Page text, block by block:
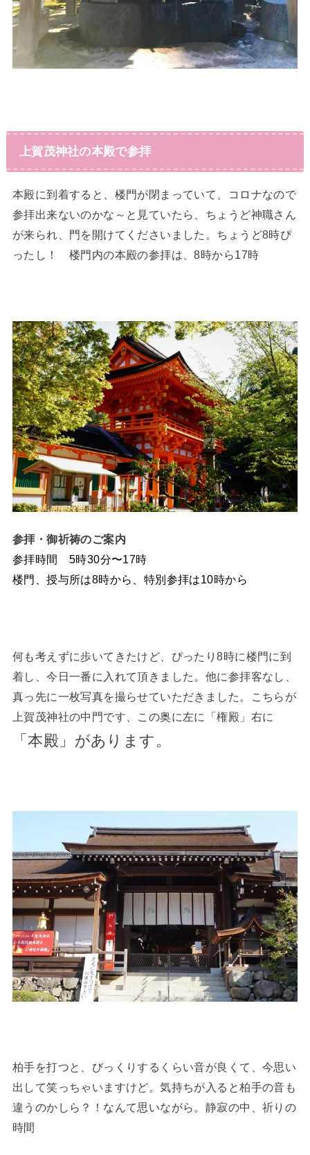
上賀茂神社の本殿で参拝
本殿に到着すると、楼門が閉まっていて、コロナなので
参拝出来ないのかな～と見ていたら、ちょうど神職さん
が来られ、門を開けてくださいました。ちょうど8時ぴ
ったし！ 楼門内の本殿の参拝は、8時から17時
参拝・御祈祷のご案内
参拝時間 5時30分〜17時
楼門、授与所は8時から、特別参拝は10時から
何も考えずに歩いてきたけど、ぴったり8時に楼門に到
着し、今日一番に入れて頂きました。他に参拝客なし、
真っ先に一枚写真を撮らせていただきました。こちらが
上賀茂神社の中門です、この奥に左に「権殿」右に
「本殿」があります。
柏手を打つと、びっくりするくらい音が良くて、今思い
出して笑っちゃいますけど。気持ちが入ると柏手の音も
違うのかしら？！なんて思いながら。静寂の中、祈りの
時間